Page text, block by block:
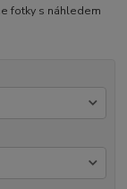
fotky s náhledem